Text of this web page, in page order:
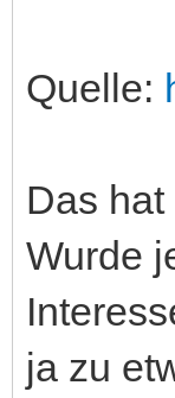
Quelle:
Das
Wurde
ja zu